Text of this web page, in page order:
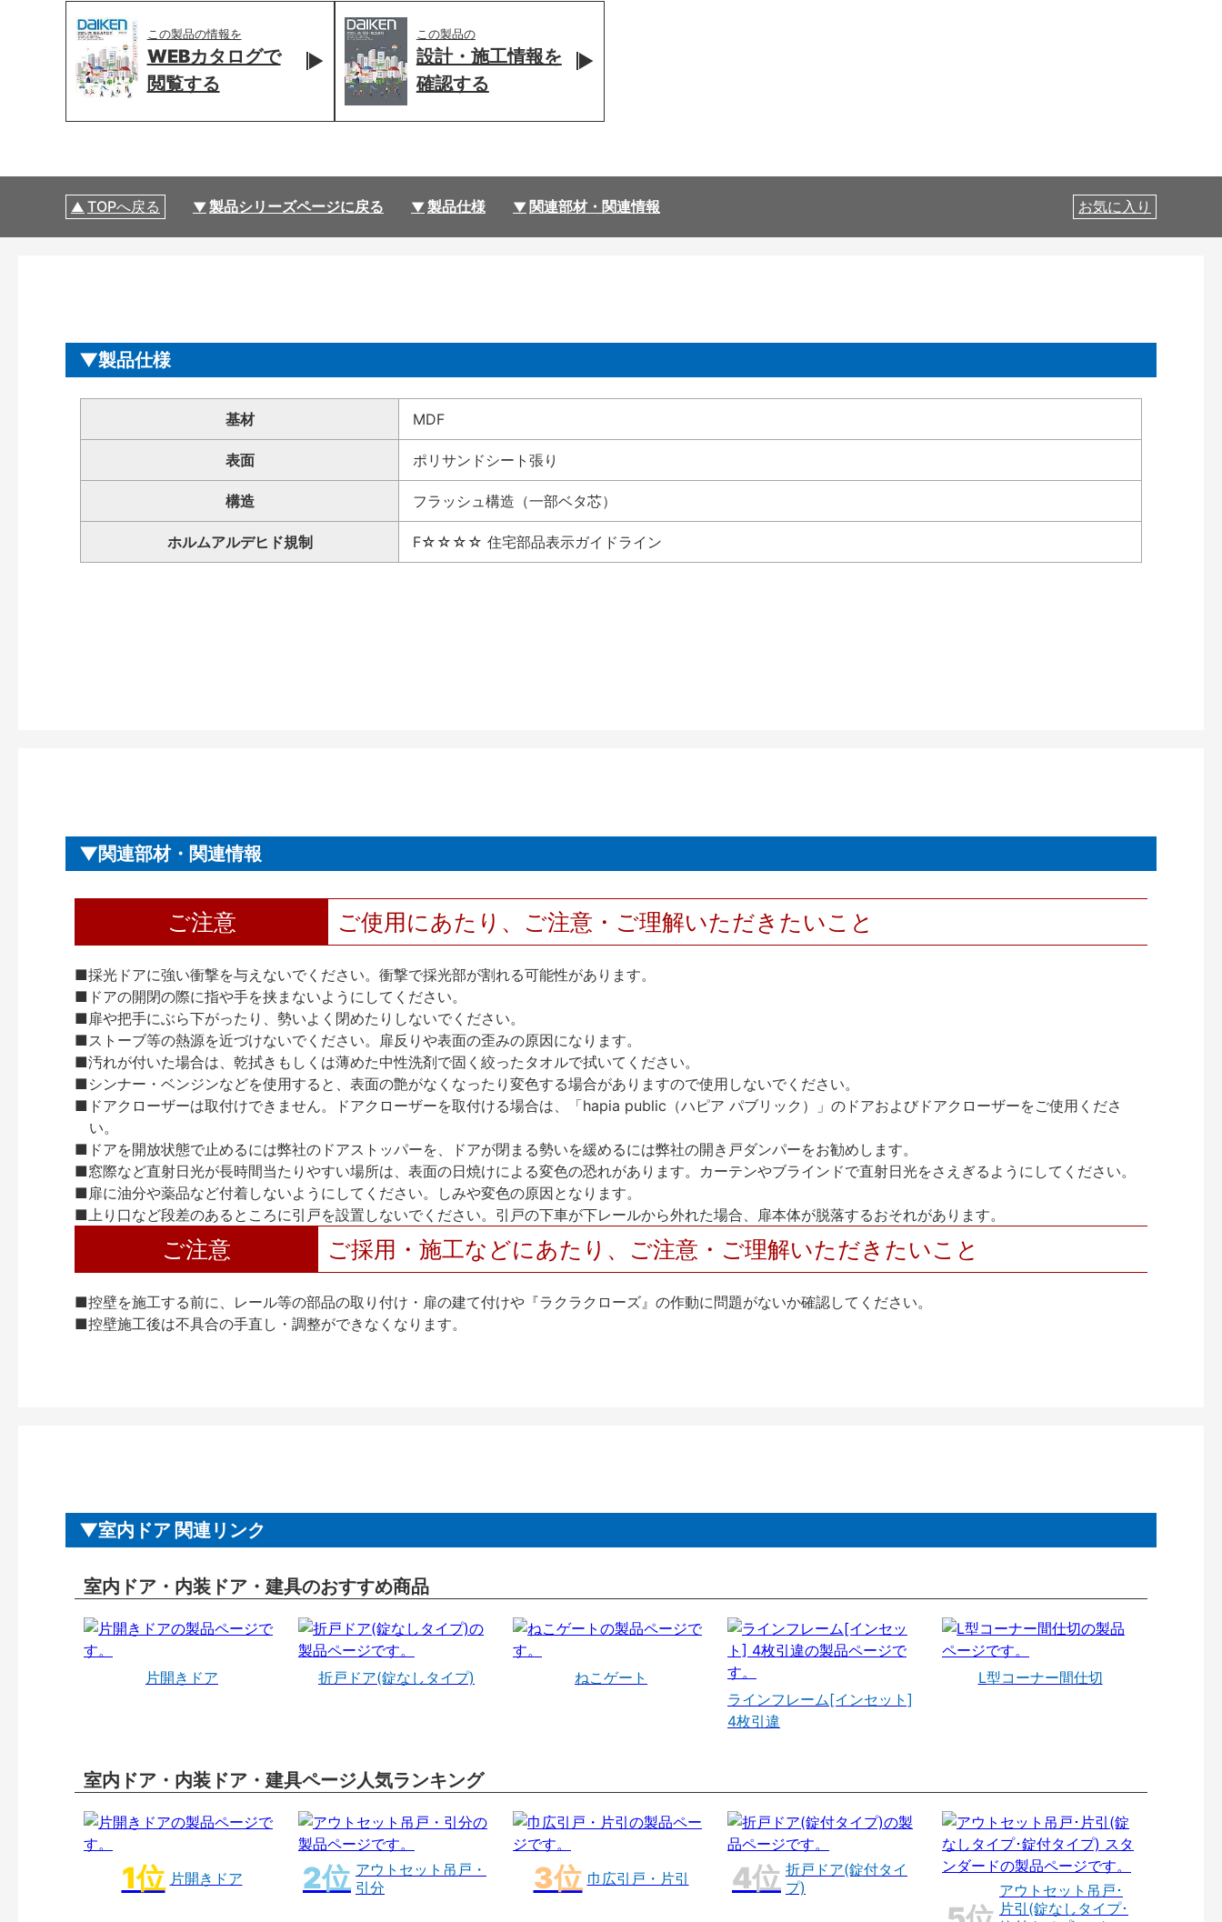
この製品の情報を
WEBカタログで
閲覧する
この製品の
設計・施工情報を
確認する
TOPへ戻る 製品シリーズページに戻る 製品仕様 関連部材・関連情報 お気に入り
製品仕様
基材 MDF
表面 ポリサンドシート張り
構造 フラッシュ構造（一部ベタ芯）
ホルムアルデヒド規制 F☆☆☆☆ 住宅部品表示ガイドライン
関連部材・関連情報
ご注意 ご使用にあたり、ご注意・ご理解いただきたいこと
■採光ドアに強い衝撃を与えないでください。衝撃で採光部が割れる可能性があります。
■ドアの開閉の際に指や手を挟まないようにしてください。
■扉や把手にぶら下がったり、勢いよく閉めたりしないでください。
■ストーブ等の熱源を近づけないでください。扉反りや表面の歪みの原因になります。
■汚れが付いた場合は、乾拭きもしくは薄めた中性洗剤で固く絞ったタオルで拭いてください。
■シンナー・ベンジンなどを使用すると、表面の艶がなくなったり変色する場合がありますので使用しないでください。
■ドアクローザーは取付けできません。ドアクローザーを取付ける場合は、「hapia public（ハピア パブリック）」のドアおよびドアクローザーをご使用くださ
い。
■ドアを開放状態で止めるには弊社のドアストッパーを、ドアが閉まる勢いを緩めるには弊社の開き戸ダンパーをお勧めします。
■窓際など直射日光が長時間当たりやすい場所は、表面の日焼けによる変色の恐れがあります。カーテンやブラインドで直射日光をさえぎるようにしてください。
■扉に油分や薬品など付着しないようにしてください。しみや変色の原因となります。
■上り口など段差のあるところに引戸を設置しないでください。引戸の下車が下レールから外れた場合、扉本体が脱落するおそれがあります。
ご注意 ご採用・施工などにあたり、ご注意・ご理解いただきたいこと
■控壁を施工する前に、レール等の部品の取り付け・扉の建て付けや『ラクラクローズ』の作動に問題がないか確認してください。
■控壁施工後は不具合の手直し・調整ができなくなります。
室内ドア 関連リンク
室内ドア・内装ドア・建具のおすすめ商品
片開きドア 折戸ドア(錠なしタイプ)
ねこゲート
ラインフレーム[インセット]
4枚引違
L型コーナー間仕切
室内ドア・内装ドア・建具ページ人気ランキング
片開きドア
アウトセット吊戸・
引分
巾広引戸・片引
折戸ドア(錠付タイ
プ)
アウトセット吊戸･
片引(錠なしタイプ･